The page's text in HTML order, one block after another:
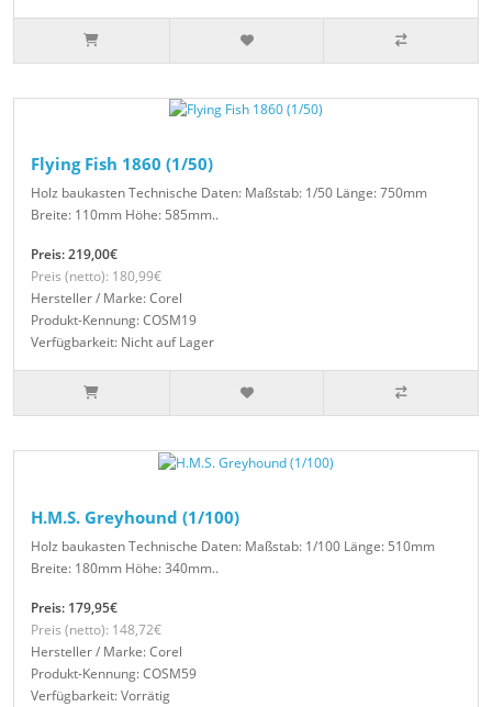
Flying Fish 1860 (1/50)
Holz baukasten Technische Daten: Maßstab: 1/50 Länge: 750mm
Breite: 110mm Höhe: 585mm..
Preis: 219,00€
Preis (netto): 180,99€
Hersteller / Marke: Corel
Produkt-Kennung: COSM19
Verfügbarkeit: Nicht auf Lager
H.M.S. Greyhound (1/100)
Holz baukasten Technische Daten: Maßstab: 1/100 Länge: 510mm
Breite: 180mm Höhe: 340mm..
Preis: 179,95€
Preis (netto): 148,72€
Hersteller / Marke: Corel
Produkt-Kennung: COSM59
Verfügbarkeit: Vorrätig